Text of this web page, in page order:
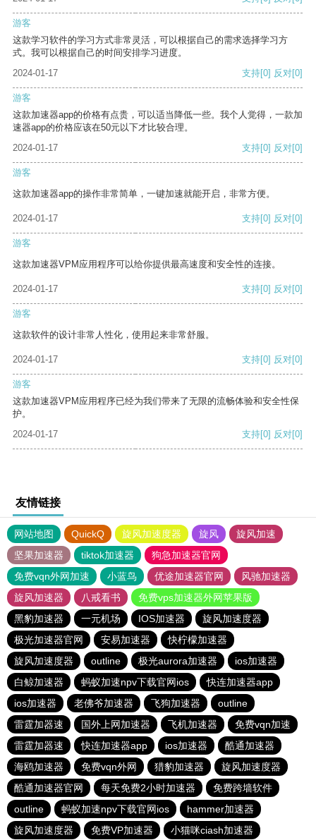
游客
这款学习软件的学习方式非常灵活，可以根据自己的需求选择学习方
式。我可以根据自己的时间安排学习进度。
2024-01-17
支持[0] 反对[0]
游客
这款加速器app的价格有点贵，可以适当降低一些。我个人觉得，一款加
速器app的价格应该在50元以下才比较合理。
2024-01-17
支持[0] 反对[0]
游客
这款加速器app的操作非常简单，一键加速就能开启，非常方便。
2024-01-17 支持[0] 反对[0]
游客
这款加速器VPM应用程序可以给你提供最高速度和安全性的连接。
2024-01-17 支持[0] 反对[0]
游客
这款软件的设计非常人性化，使用起来非常舒服。
2024-01-17 支持[0] 反对[0]
游客
这款加速器VPM应用程序已经为我们带来了无限的流畅体验和安全性保
护。
2024-01-17
支持[0] 反对[0]
友情链接
网站地图 QuickQ 旋风加速度器 旋风
旋风加速
坚果加速器
tiktok加速器
狗急加速器官网
免费vqn外网加速
小蓝鸟 优途加速器官网
风驰加速器
旋风加速器
八戒看书
免费vps加速器外网苹果版
黑豹加速器
一元机场 IOS加速器
旋风加速度器
极光加速器官网
安易加速器
快柠檬加速器
旋风加速度器
outline 极光aurora加速器
ios加速器
白鲸加速器
蚂蚁加速npv下载官网ios
快连加速器app
ios加速器
老佛爷加速器 飞狗加速器
outline
雷霆加器速
国外上网加速器 飞机加速器
免费vqn加速
雷霆加器速
快连加速器app ios加速器
酷通加速器
海鸥加速器
免费vqn外网 猎豹加速器
旋风加速度器
酷通加速器官网
每天免费2小时加速器
免费跨墙软件
outline
蚂蚁加速npv下载官网ios
hammer加速器
旋风加速度器
免费VP加速器 小猫咪ciash加速器